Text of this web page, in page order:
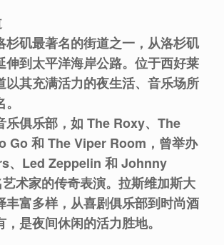
杉矶最著名的街道之一，从洛杉矶
伸到太平洋海岸公路。位于西好莱
以其充满活力的夜生活、音乐场所
乐俱乐部，如 The Roxy、The
Go 和 The Viper Room，曾举办
、Led Zeppelin 和 Johnny
术家的传奇表演。拉斯维加斯大
丰富多样，从喜剧俱乐部到时尚酒
是夜间休闲的活力胜地。